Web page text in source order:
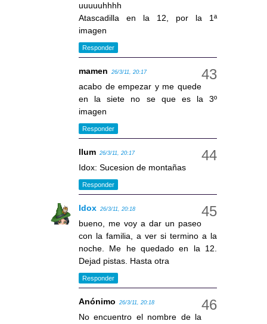
uuuuuhhhh
Atascadilla en la 12, por la 1ª
imagen
Responder
mamen 26/3/11, 20:17
acabo de empezar y me quede
en la siete no se que es la 3º
imagen
Responder
llum 26/3/11, 20:17
Idox: Sucesion de montañas
Responder
Idox 26/3/11, 20:18
bueno, me voy a dar un paseo
con la familia, a ver si termino a la
noche. Me he quedado en la 12.
Dejad pistas. Hasta otra
Responder
Anónimo 26/3/11, 20:18
No encuentro el nombre de la